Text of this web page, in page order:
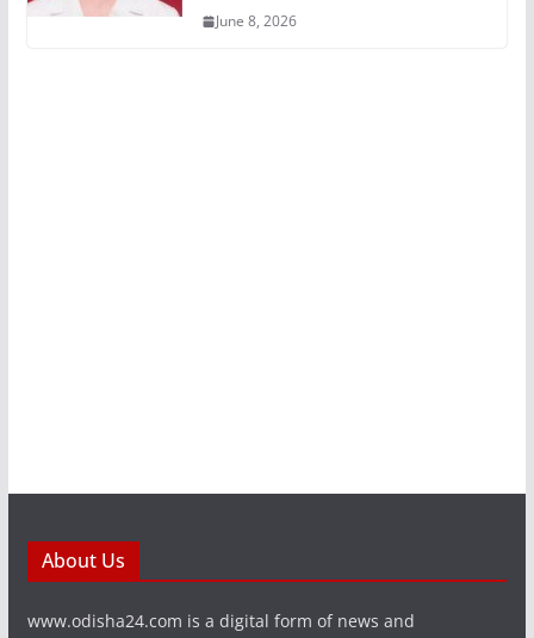
June 8, 2026
About Us
www.odisha24.com is a digital form of news and